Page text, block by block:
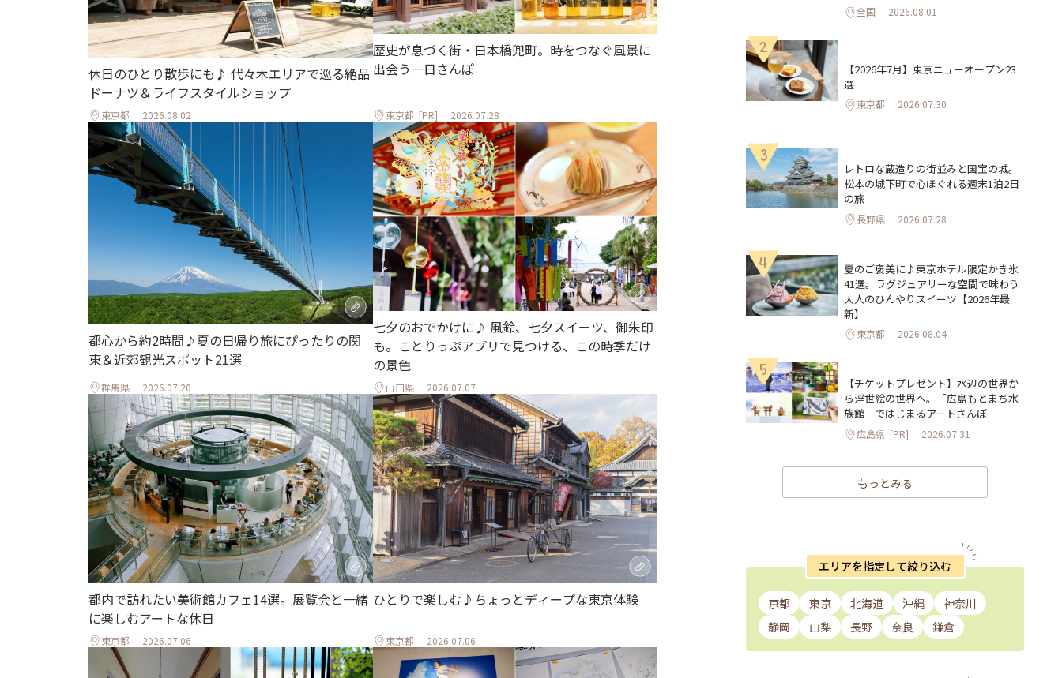
休日のひとり散歩にも♪ 代々木エリアで巡る絶品
ドーナツ＆ライフスタイルショップ
東京都 2026.08.02
歴史が息づく街・日本橋兜町。時をつなぐ風景に
出会う一日さんぽ
東京都 [PR] 2026.07.28
都心から約2時間♪夏の日帰り旅にぴったりの関
東＆近郊観光スポット21選
群馬県 2026.07.20
七夕のおでかけに♪ 風鈴、七夕スイーツ、御朱印
も。ことりっぷアプリで見つける、この時季だけ
の景色
山口県 2026.07.07
都内で訪れたい美術館カフェ14選。展覧会と一緒
に楽しむアートな休日
東京都 2026.07.06
ひとりで楽しむ♪ちょっとディープな東京体験
東京都 2026.07.06
全国 2026.08.01
2
【2026年7月】東京ニューオープン23
選
東京都 2026.07.30
3
レトロな蔵造りの街並みと国宝の城。
松本の城下町で心ほぐれる週末1泊2日
の旅
長野県 2026.07.28
4
夏のご褒美に♪東京ホテル限定かき氷
41選。ラグジュアリーな空間で味わう
大人のひんやりスイーツ【2026年最
新】
東京都 2026.08.04
5
【チケットプレゼント】水辺の世界か
ら浮世絵の世界へ。「広島もとまち水
族館」ではじまるアートさんぽ
広島県 [PR] 2026.07.31
もっとみる
エリアを指定して絞り込む
京都 東京 北海道 沖縄
神奈川
静岡
山梨 長野 奈良 鎌倉